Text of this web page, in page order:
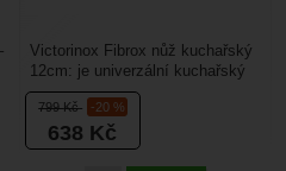
799Kč -20 %
638 Kč
Victorinox Fibrox nůž kuchařský
12cm: je univerzální kuchařský
nůž určený pro širokou škálu
činností...